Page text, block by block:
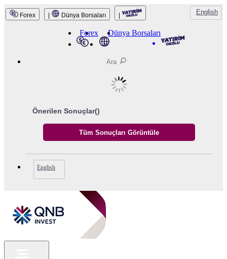
Forex Dünya Borsaları English
Forex Dünya Borsaları
Önerilen Sonuçlar()
English